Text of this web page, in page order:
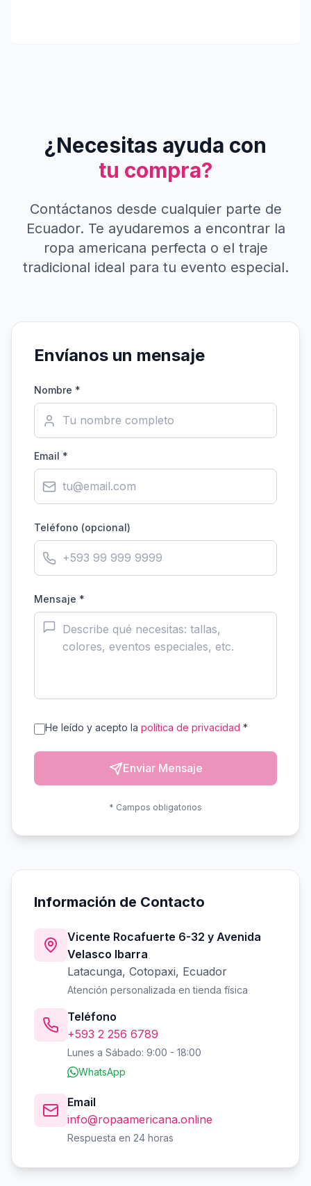
¿Necesitas ayuda con
tu compra?
Contáctanos desde cualquier parte de
Ecuador. Te ayudaremos a encontrar la
ropa americana perfecta o el traje
tradicional ideal para tu evento especial.
Envíanos un mensaje
Nombre *
Email *
Teléfono (opcional)
Mensaje *
He leído y acepto la política de privacidad *
Enviar Mensaje
* Campos obligatorios
Información de Contacto
Vicente Rocafuerte 6-32 y Avenida
Velasco Ibarra
Latacunga, Cotopaxi, Ecuador
Atención personalizada en tienda física
Teléfono
+593 2 256 6789
Lunes a Sábado: 9:00 - 18:00
WhatsApp
Email
info@ropaamericana.online
Respuesta en 24 horas